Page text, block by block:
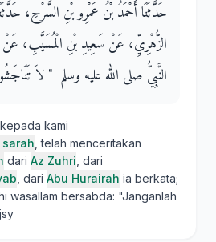
حَدَّثَنَا أَحْمَدُ بْنُ عَمْرِو بْنِ السَّرْحِ،
الزُّهْرِيِّ، عَنْ سَعِيدِ بْنِ الْمُسَيَّبِ، عَنْ
النَّبِيُّ صلى الله عليه وسلم ‏ "‏ لاَ
kami
sarah , telah menceritakan
dari Az Zuhri , dari
, dari Abu Hurairah ia berkata;
wasallam bersabda: "Janganlah